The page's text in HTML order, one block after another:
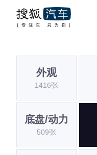
外观
1416张
底盘/动力
509张